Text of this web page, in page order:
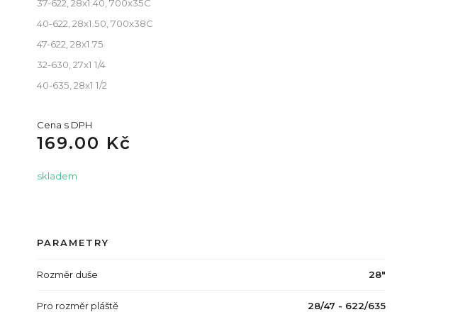
37-622, 28x1.40, 700x35C
40-622, 28x1.50, 700x38C
47-622, 28x1.75
32-630, 27x1 1/4
40-635, 28x1 1/2
Cena s DPH
169.00 Kč
skladem
PARAMETRY
Rozměr duše 28"
Pro rozměr pláště 28/47 - 622/635